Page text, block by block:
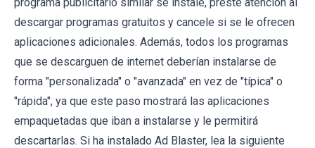
descargar programas gratuitos y cancele si se le ofrecen
aplicaciones adicionales. Además, todos los programas
que se descarguen de internet deberían instalarse de
forma "personalizada" o "avanzada" en vez de "típica" o
"rápida", ya que este paso mostrará las aplicaciones
empaquetadas que iban a instalarse y le permitirá
descartarlas. Si ha instalado Ad Blaster, lea la siguiente